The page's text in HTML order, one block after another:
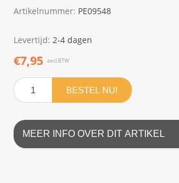
Artikelnummer: PE09548
Levertijd: 2-4 dagen
€7,95 excl.BTW
BESTEL NU!
MEER INFO OVER DIT ARTIKEL